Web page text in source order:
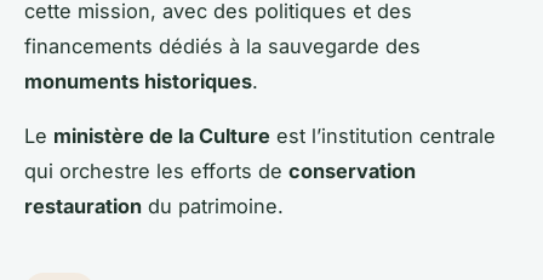
cette mission, avec des politiques et des
financements dédiés à la sauvegarde des
monuments historiques.
Le ministère de la Culture est l’institution centrale
qui orchestre les efforts de conservation
restauration du patrimoine.